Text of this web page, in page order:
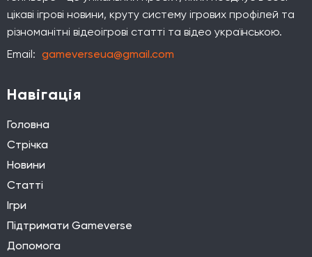
цікаві ігрові новини, круту систему ігрових профілей та
різноманітні відеоігрові статті та відео українською.
Email: gameverseua@gmail.com
Навігація
Головна
Стрічка
Новини
Статті
Ігри
Підтримати Gameverse
Допомога